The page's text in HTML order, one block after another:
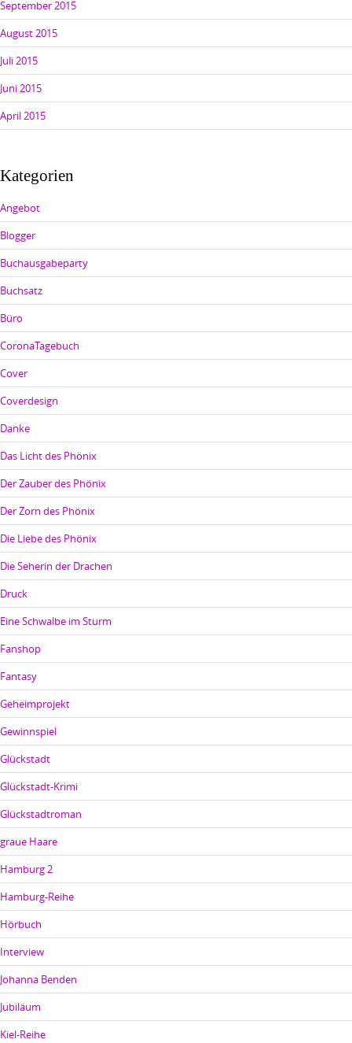
September 2015
August 2015
Juli 2015
Juni 2015
April 2015
Kategorien
Angebot
Blogger
Buchausgabeparty
Buchsatz
Büro
CoronaTagebuch
Cover
Coverdesign
Danke
Das Licht des Phönix
Der Zauber des Phönix
Der Zorn des Phönix
Die Liebe des Phönix
Die Seherin der Drachen
Druck
Eine Schwalbe im Sturm
Fanshop
Fantasy
Geheimprojekt
Gewinnspiel
Glückstadt
Glückstadt-Krimi
Glückstadtroman
graue Haare
Hamburg 2
Hamburg-Reihe
Hörbuch
Interview
Johanna Benden
Jubiläum
Kiel-Reihe